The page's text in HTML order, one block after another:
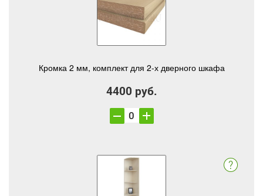
Кромка 2 мм, комплект для 2-х дверного шкафа
4400 руб.